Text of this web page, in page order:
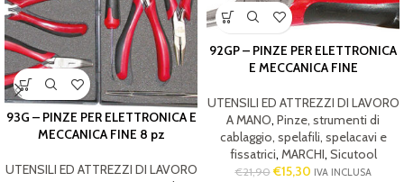
93G – PINZE PER ELETTRONICA E
MECCANICA FINE 8 pz
UTENSILI ED ATTREZZI DI LAVORO
92GP – PINZE PER ELETTRONICA
E MECCANICA FINE
UTENSILI ED ATTREZZI DI LAVORO
A MANO, Pinze, strumenti di
cablaggio, spelafili, spelacavi e
fissatrici, MARCHI, Sicutool
€21,90 €15,30 IVA INCLUSA